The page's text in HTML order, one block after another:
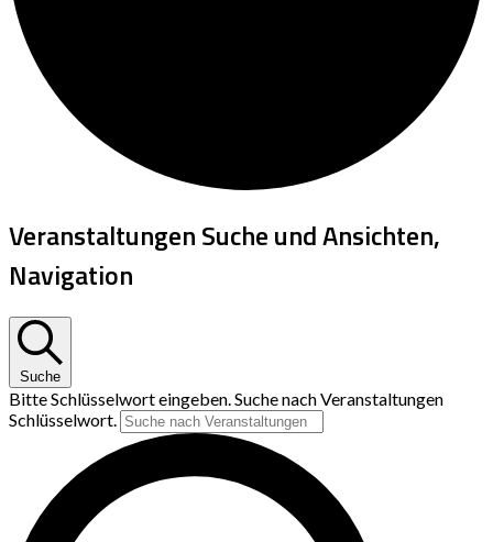
Veranstaltungen Suche und Ansichten,
Navigation
Suche
Bitte Schlüsselwort eingeben. Suche nach Veranstaltungen
Schlüsselwort.